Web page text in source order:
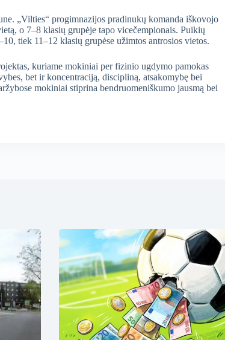
„Vilties“ progimnazijos pradinukų komanda iškovojo
o 7–8 klasių grupėje tapo vicečempionais. Puikių
tiek 11–12 klasių grupėse užimtos antrosios vietos.
kuriame mokiniai per fizinio ugdymo pamokas
bet ir koncentraciją, discipliną, atsakomybę bei
mokiniai stiprina bendruomeniškumo jausmą bei